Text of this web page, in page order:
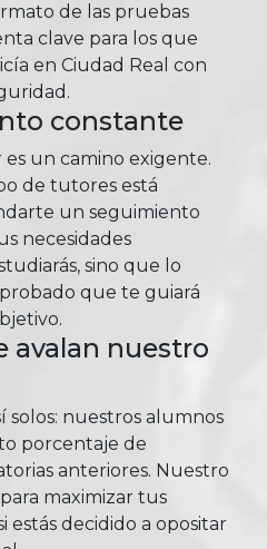
de las pruebas
clave para los que
en Ciudad Real con
constante
un camino exigente.
de tutores está
un seguimiento
necesidades
sino que lo
que te guiará
avalan nuestro
solos: nuestros alumnos
porcentaje de
anteriores. Nuestro
maximizar tus
estás decidido a opositar